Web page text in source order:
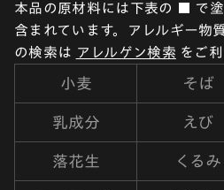
本品の原材料には下表の ■ で
含まれています。アレルギー物
の検索は アレルゲン検索 をご
小麦 そば
乳成分 えび
落花生 くるみ